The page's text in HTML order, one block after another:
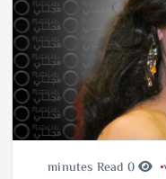
0 minutes Read